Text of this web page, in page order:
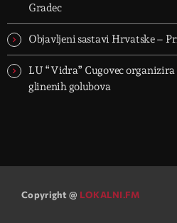
Gradec
Objavljeni sastavi Hrvatske –
LU “Vidra” Cugovec
glinenih golubova
Copyright @ LOKALNI.FM